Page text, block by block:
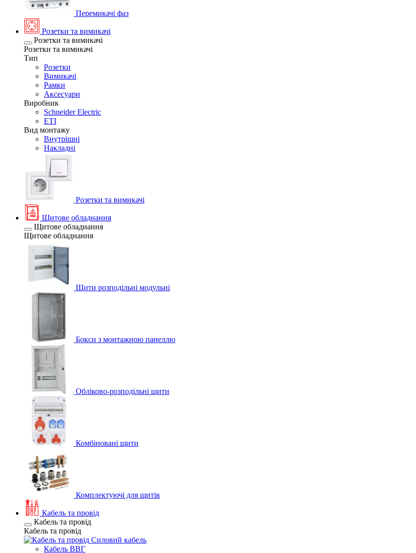
Перемикачі фаз
Розетки та вимикачі
Розетки та вимикачі
Розетки та вимикачі
Тип
Розетки
Вимикачі
Рамки
Аксесуари
Виробник
Schneider Electric
ETI
Вид монтажу
Внутрішні
Накладні
Розетки та вимикачі
Щитове обладнання
Щитове обладнання
Щитове обладнання
Щити розподільні модульні
Бокси з монтажною панеллю
Обліково-розподільні щити
Комбіновані щити
Комплектуючі для щитів
Кабель та провід
Кабель та провід
Кабель та провід
Силовий кабель
Кабель ВВГ